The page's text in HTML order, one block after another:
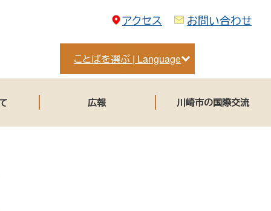
アクセス
お問い合わせ
ことばを選ぶ | Language
広報 川崎市の国際交流